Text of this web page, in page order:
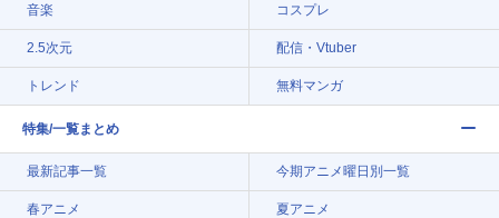
音楽 コスプレ
2.5次元 配信・Vtuber
トレンド 無料マンガ
特集/一覧まとめ
最新記事一覧 今期アニメ曜日別一覧
春アニメ 夏アニメ